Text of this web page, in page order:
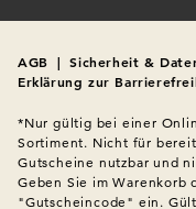
AGB | Sicherheit &
Erklärung zur
*Nur gültig bei einer
Sortiment. Nicht für
Gutscheine nutzbar und
Geben Sie im Warenkorb
"Gutscheincode" ein.